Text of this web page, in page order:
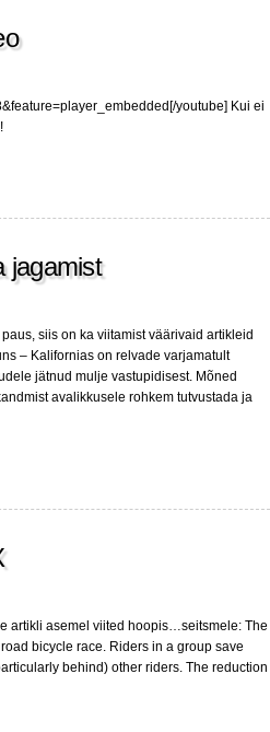
youtube] Kui ei
jagamist
siis on ka viitamist väärivaid artikleid
– Kalifornias on relvade varjamatult
jätnud mulje vastupidisest. Mõned
avalikkusele rohkem tutvustada ja
artikli asemel viited hoopis…seitsmele: The
bicycle race. Riders in a group save
behind) other riders. The reduction